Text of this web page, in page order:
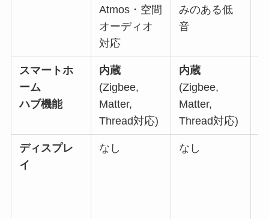
Atmos・空間
オーディオ
対応
みのある低
音
スマートホ
ーム
ハブ機能
内蔵
(Zigbee,
Matter,
Thread対応)
内蔵
(Zigbee,
Matter,
Thread対応)
ディスプレ
イ
なし なし